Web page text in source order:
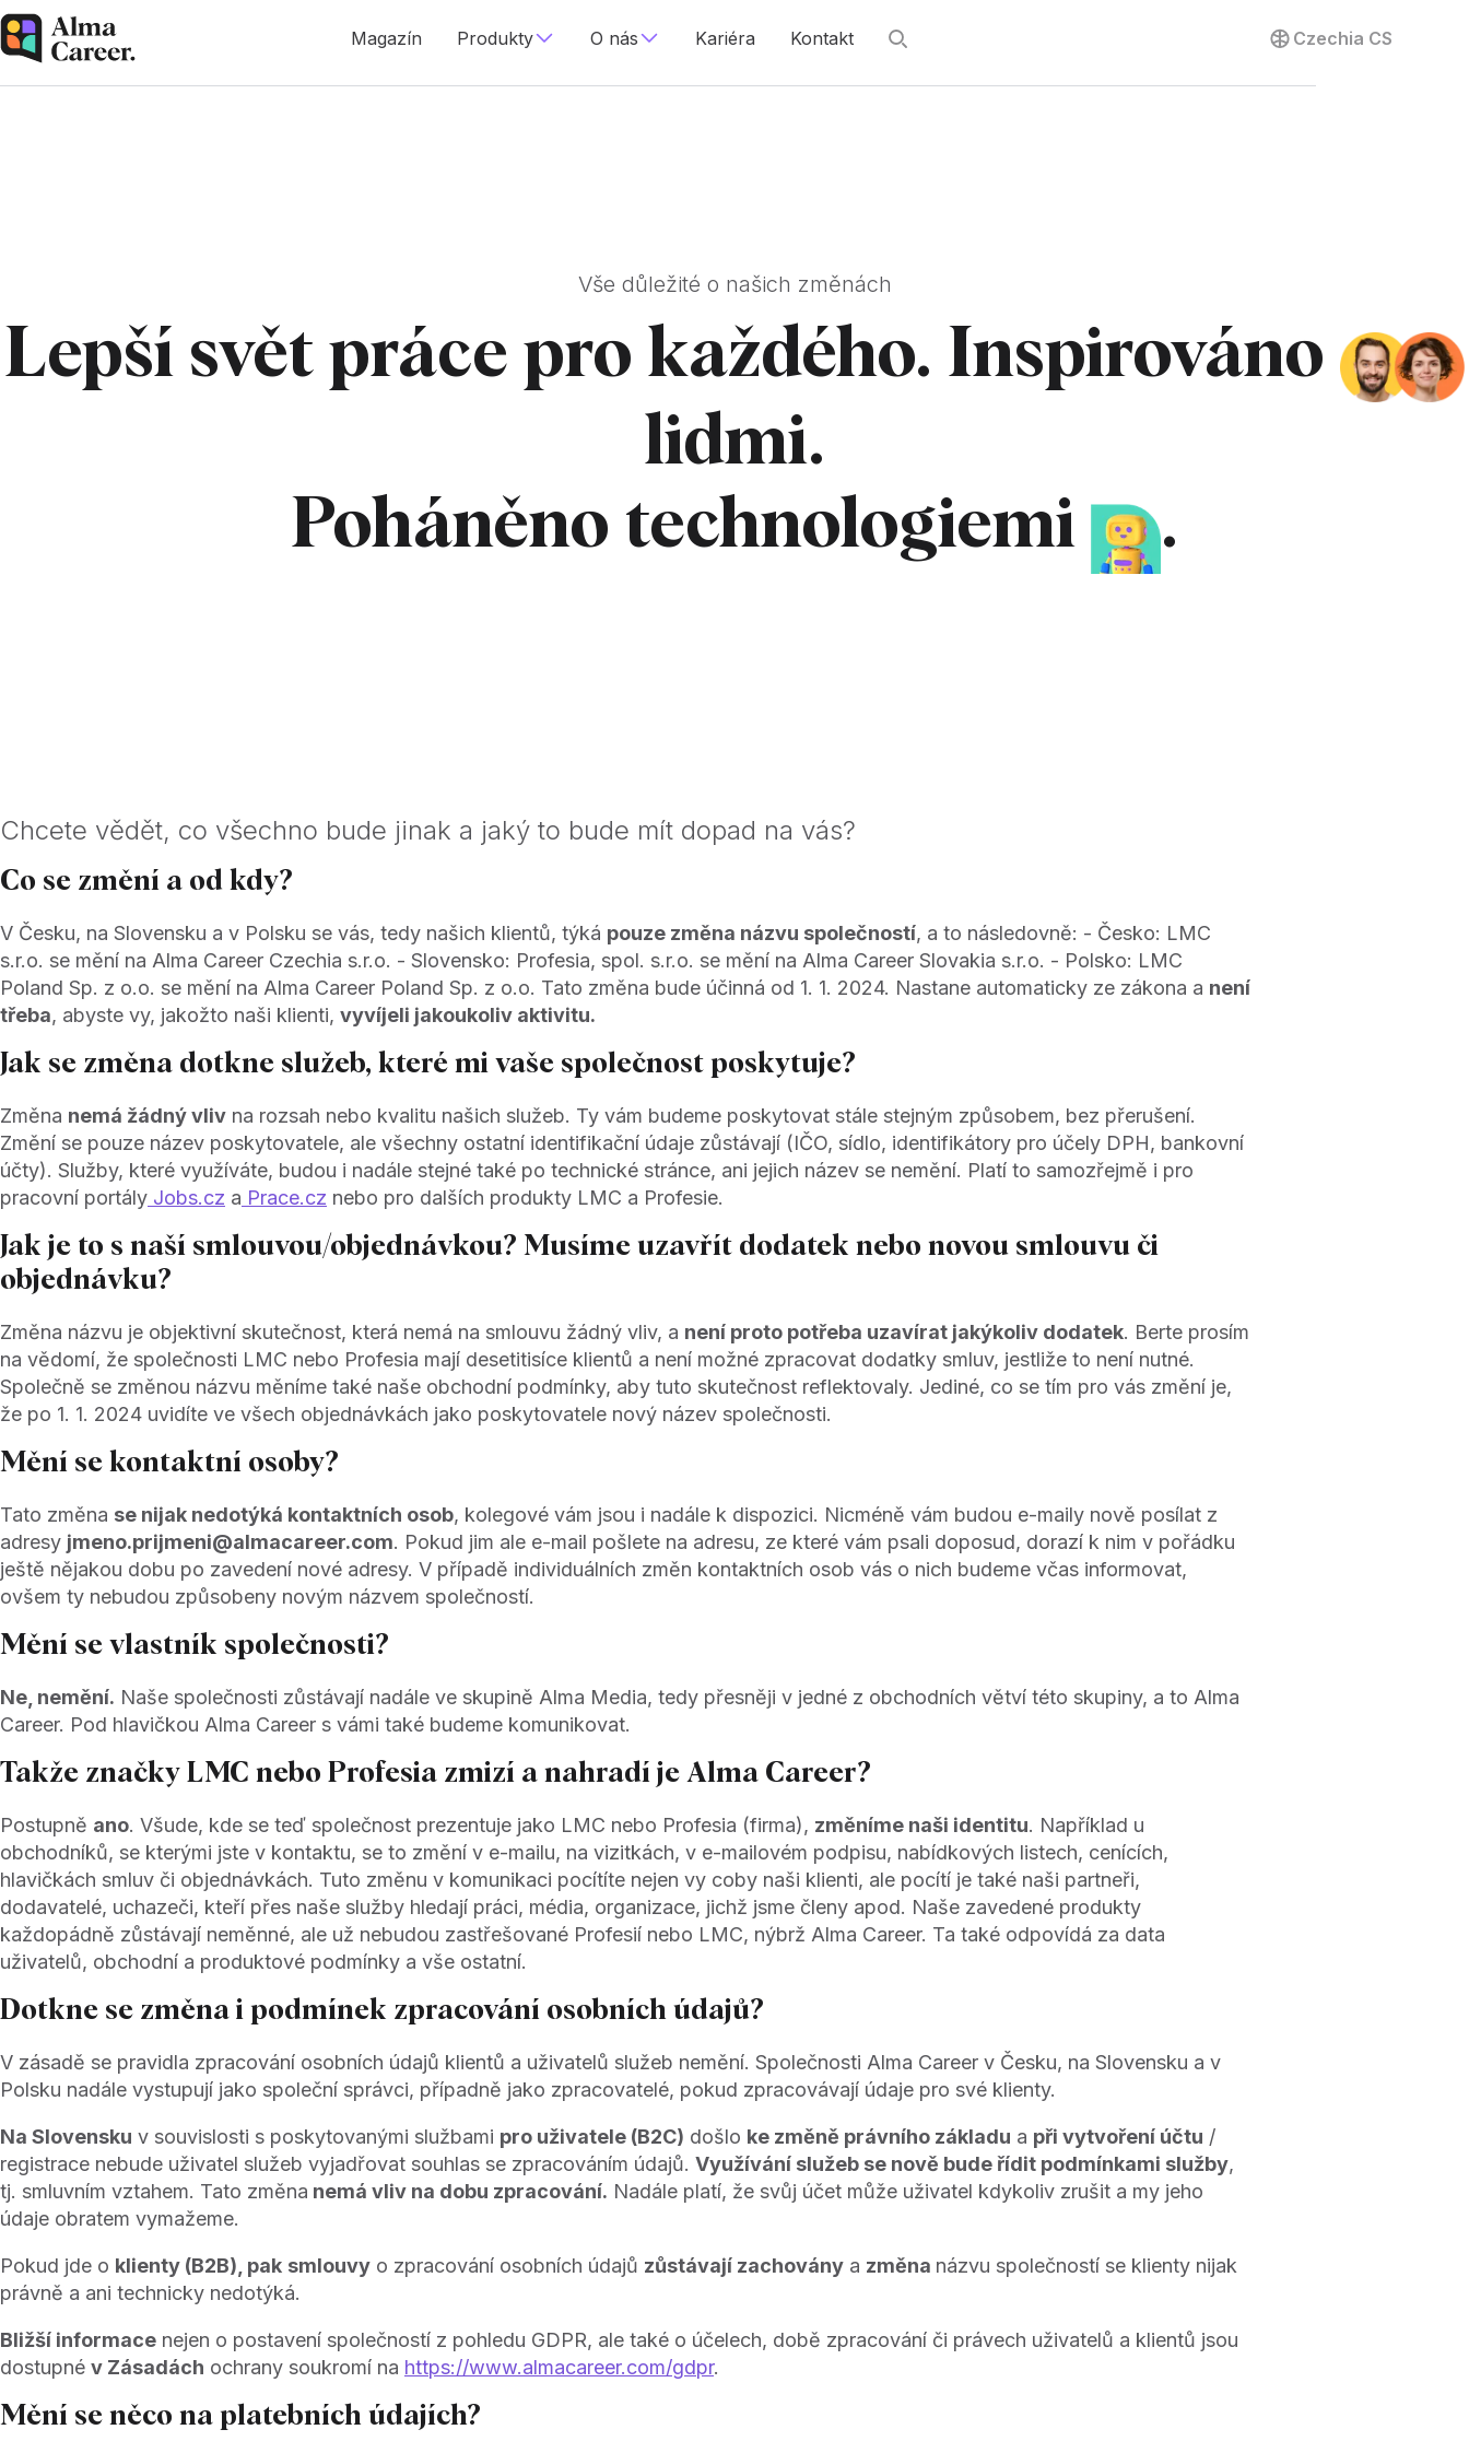
Magazín Produkty O nás Kariéra Kontakt Czechia CS
Vše důležité o našich změnách
Lepší svět práce pro každého. Inspirováno
lidmi.
Poháněno technologiemi
.
Chcete vědět, co všechno bude jinak a jaký to bude mít dopad na vás?
Co se změní a od kdy?
V Česku, na Slovensku a v Polsku se vás, tedy našich klientů, týká pouze změna názvu společností, a to následovně: - Česko: LMC
s.r.o. se mění na Alma Career Czechia s.r.o. - Slovensko: Profesia, spol. s.r.o. se mění na Alma Career Slovakia s.r.o. - Polsko: LMC
Poland Sp. z o.o.​ se mění na Alma Career Poland Sp. z o.o.​ Tato změna bude účinná od 1. 1. 2024. Nastane automaticky ze zákona a není
třeba, abyste vy, jakožto naši klienti, vyvíjeli jakoukoliv aktivitu.
Jak se změna dotkne služeb, které mi vaše společnost poskytuje?
Změna nemá žádný vliv na rozsah nebo kvalitu našich služeb. Ty vám budeme poskytovat stále stejným způsobem, bez přerušení.
Změní se pouze název poskytovatele, ale všechny ostatní identifikační údaje zůstávají (IČO, sídlo, identifikátory pro účely DPH, bankovní
účty). Služby, které využíváte, budou i nadále stejné také po technické stránce, ani jejich název se nemění. Platí to samozřejmě i pro
pracovní portály Jobs.cz a Prace.cz nebo pro dalších produkty LMC a Profesie.
Jak je to s naší smlouvou/objednávkou? Musíme uzavřít dodatek nebo novou smlouvu či
objednávku?
Změna názvu je objektivní skutečnost, která nemá na smlouvu žádný vliv, a není proto potřeba uzavírat jakýkoliv dodatek. Berte prosím
na vědomí, že společnosti LMC nebo Profesia mají desetitisíce klientů a není možné zpracovat dodatky smluv, jestliže to není nutné.
Společně se změnou názvu měníme také naše obchodní podmínky, aby tuto skutečnost reflektovaly. Jediné, co se tím pro vás změní je,
že po 1. 1. 2024 uvidíte ve všech objednávkách jako poskytovatele nový název společnosti.
Mění se kontaktní osoby?
Tato změna se nijak nedotýká kontaktních osob, kolegové vám jsou i nadále k dispozici. Nicméně vám budou e-maily nově posílat z
adresy jmeno.prijmeni@almacareer.com. Pokud jim ale e-mail pošlete na adresu, ze které vám psali doposud, dorazí k nim v pořádku
ještě nějakou dobu po zavedení nové adresy. V případě individuálních změn kontaktních osob vás o nich budeme včas informovat,
ovšem ty nebudou způsobeny novým názvem společností.
Mění se vlastník společnosti?
Ne, nemění. Naše společnosti zůstávají nadále ve skupině Alma Media, tedy přesněji v jedné z obchodních větví této skupiny, a to Alma
Career. Pod hlavičkou Alma Career s vámi také budeme komunikovat.
Takže značky LMC nebo Profesia zmizí a nahradí je Alma Career?
Postupně ano. Všude, kde se teď společnost prezentuje jako LMC nebo Profesia (firma), změníme naši identitu. Například u
obchodníků, se kterými jste v kontaktu, se to změní v e-mailu, na vizitkách, v e-mailovém podpisu, nabídkových listech, cenících,
hlavičkách smluv či objednávkách. Tuto změnu v komunikaci pocítíte nejen vy coby naši klienti, ale pocítí je také naši partneři,
dodavatelé, uchazeči, kteří přes naše služby hledají práci, média, organizace, jichž jsme členy apod. Naše zavedené produkty
každopádně zůstávají neměnné, ale už nebudou zastřešované Profesií nebo LMC, nýbrž Alma Career. Ta také odpovídá za data
uživatelů, obchodní a produktové podmínky a vše ostatní.
Dotkne se změna i podmínek zpracování osobních údajů?
V zásadě se pravidla zpracování osobních údajů klientů a uživatelů služeb nemění. Společnosti Alma Career v Česku, na Slovensku a v
Polsku nadále vystupují jako společní správci, případně jako zpracovatelé, pokud zpracovávají údaje pro své klienty.
Na Slovensku v souvislosti s poskytovanými službami pro uživatele (B2C) došlo ke změně právního základu a při vytvoření účtu /
registrace nebude uživatel služeb vyjadřovat souhlas se zpracováním údajů. Využívání služeb se nově bude řídit podmínkami služby,
tj. smluvním vztahem. Tato změna nemá vliv na dobu zpracování. Nadále platí, že svůj účet může uživatel kdykoliv zrušit a my jeho
údaje obratem vymažeme.
Pokud jde o klienty (B2B), pak smlouvy o zpracování osobních údajů zůstávají zachovány a změna názvu společností se klienty nijak
právně a ani technicky nedotýká.
Bližší informace nejen o postavení společností z pohledu GDPR, ale také o účelech, době zpracování či právech uživatelů a klientů jsou
dostupné v Zásadách ochrany soukromí na https://www.almacareer.com/gdpr.
Mění se něco na platebních údajích?